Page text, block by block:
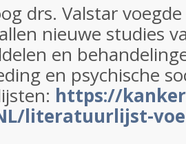
drs. Valstar
nieuwe studies
en
en psychische
https://
literatuurlijst-